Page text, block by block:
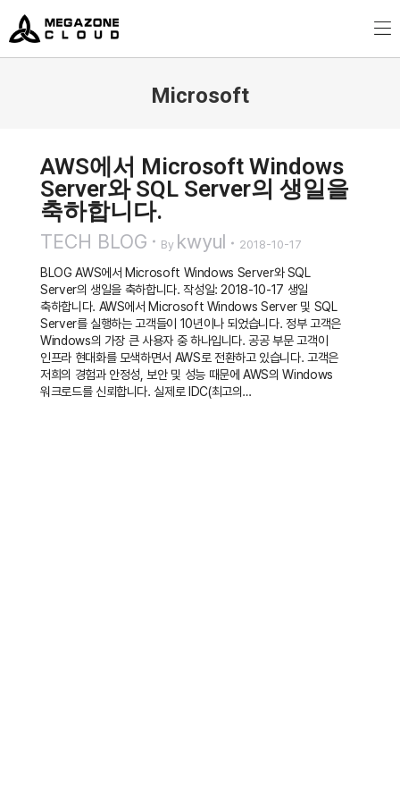
MegazoneCloud
디지털 전문 기업, 메가존클라우드
Microsoft
AWS에서 Microsoft Windows
Server와 SQL Server의 생일을
축하합니다.
TECH BLOG By kwyul 2018-10-17
BLOG AWS에서 Microsoft Windows Server와 SQL
Server의 생일을 축하합니다. 작성일: 2018-10-17 생일
축하합니다. AWS에서 Microsoft Windows Server 및 SQL
Server를 실행하는 고객들이 10년이나 되었습니다. 정부 고객은
Windows의 가장 큰 사용자 중 하나입니다. 공공 부문 고객이
인프라 현대화를 모색하면서 AWS로 전환하고 있습니다. 고객은
저희의 경험과 안정성, 보안 및 성능 때문에 AWS의 Windows
워크로드를 신뢰합니다. 실제로 IDC(최고의…